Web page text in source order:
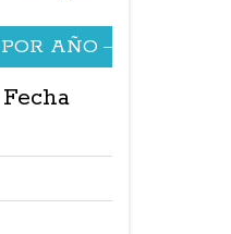
AÑO